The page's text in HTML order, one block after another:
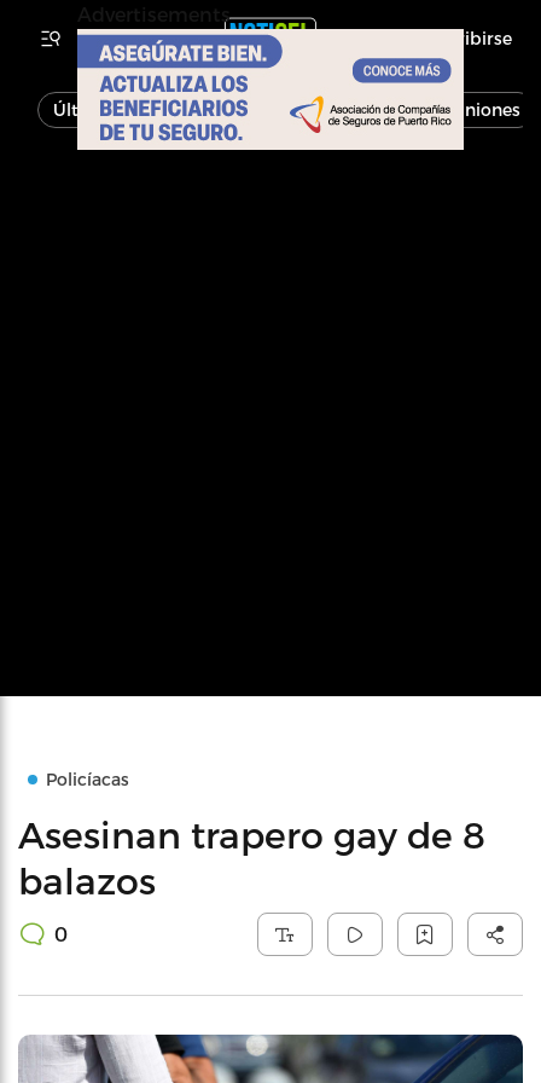
Inscribirse
Última Hora Noticias Economía Opiniones
Policíacas
Asesinan trapero gay de 8
balazos
0
Advertisements